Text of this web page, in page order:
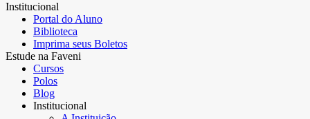
Institucional
Portal do Aluno
Biblioteca
Imprima seus Boletos
Estude na Faveni
Cursos
Polos
Blog
Institucional